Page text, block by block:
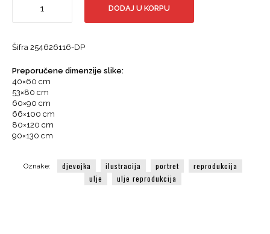
Portren
Modern
količina
DODAJ U KORPU
Šifra 254626116-DP
Preporučene dimenzije slike:
40×60 cm
53×80 cm
60×90 cm
66×100 cm
80×120 cm
90×130 cm
Oznake: djevojka ilustracija portret
reprodukcija
ulje
ulje reprodukcija